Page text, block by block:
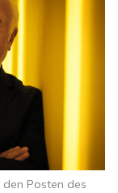
Posten des